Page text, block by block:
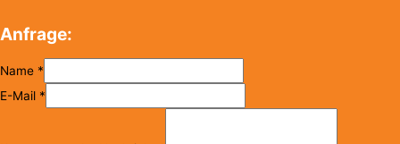
Anfrage:
Name *
E-Mail *